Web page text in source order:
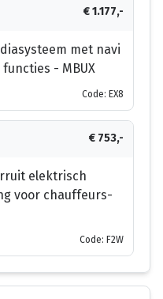
€ 1.177,-
met navi
- MBUX
Code: EX8
€ 753,-
elektrisch
voor chauffeurs-
Code: F2W